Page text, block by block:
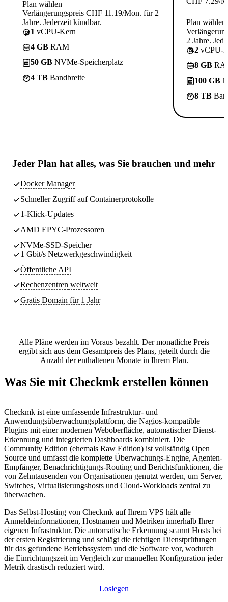
Plan wählen
Verlängerungspreis CHF 11.19/Mon. für 2
Jahre. Jederzeit kündbar.
1 vCPU-Kern
4 GB RAM
50 GB NVMe-Speicherplatz
4 TB Bandbreite
Plan wählen
2 Jahre.
2 vCPU-
8 GB
100 GB
8 TB
Jeder Plan hat alles, was Sie brauchen und mehr
Docker Manager
Schneller Zugriff auf Containerprotokolle
1-Klick-Updates
AMD EPYC-Prozessoren
NVMe-SSD-Speicher
1 Gbit/s Netzwerkgeschwindigkeit
Öffentliche API
Rechenzentren weltweit
Gratis Domain für 1 Jahr
Alle Pläne werden im Voraus bezahlt. Der monatliche Preis
ergibt sich aus dem Gesamtpreis des Plans, geteilt durch die
Anzahl der enthaltenen Monate in Ihrem Plan.
Was Sie mit Checkmk erstellen können
Checkmk ist eine umfassende Infrastruktur- und
Anwendungsüberwachungsplattform, die Nagios-kompatible
Plugins mit einer modernen Weboberfläche, automatischer Dienst-
Erkennung und integrierten Dashboards kombiniert. Die
Community Edition (ehemals Raw Edition) ist vollständig Open
Source und umfasst die komplette Überwachungs-Engine, Agenten-
Empfänger, Benachrichtigungs-Routing und Berichtsfunktionen, die
von Zehntausenden von Organisationen genutzt werden, um Server,
Switches, Virtualisierungshosts und Cloud-Workloads zentral zu
überwachen.
Das Selbst-Hosting von Checkmk auf Ihrem VPS hält alle
Anmeldeinformationen, Hostnamen und Metriken innerhalb Ihrer
eigenen Infrastruktur. Die automatische Erkennung scannt Hosts bei
der ersten Registrierung und schlägt die richtigen Dienstprüfungen
für das gefundene Betriebssystem und die Software vor, wodurch
die Einrichtungszeit im Vergleich zur manuellen Konfiguration jeder
Metrik drastisch reduziert wird.
Loslegen